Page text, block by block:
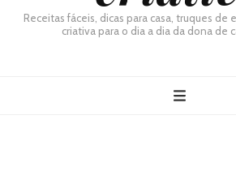
Receitas fáceis, dicas para casa, truques de
criativa para o dia a dia da dona de